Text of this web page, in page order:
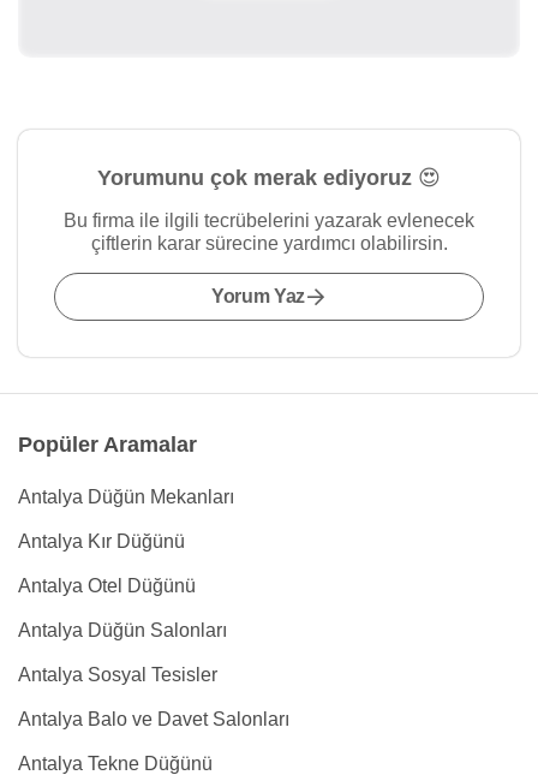
Yorumunu çok merak ediyoruz 😍
Bu firma ile ilgili tecrübelerini yazarak evlenecek
çiftlerin karar sürecine yardımcı olabilirsin.
Yorum Yaz
Popüler Aramalar
Antalya Düğün Mekanları
Antalya Kır Düğünü
Antalya Otel Düğünü
Antalya Düğün Salonları
Antalya Sosyal Tesisler
Antalya Balo ve Davet Salonları
Antalya Tekne Düğünü